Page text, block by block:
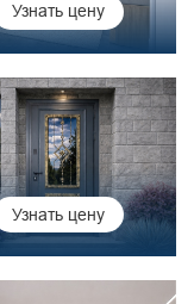
Узнать цену
Узнать цену